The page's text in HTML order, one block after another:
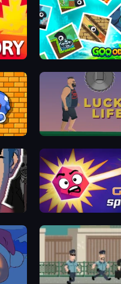
Goo Odyssey
Lucky Life
GEOsplash